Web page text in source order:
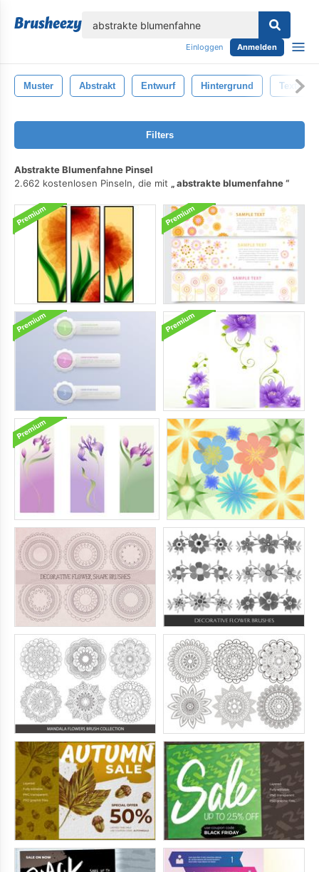
Einloggen Anmelden
Muster Abstrakt Entwurf Hintergrund Textur
Filters
Abstrakte Blumenfahne Pinsel
2.662 kostenlosen Pinseln, die mit
abstrakte blumenfahne